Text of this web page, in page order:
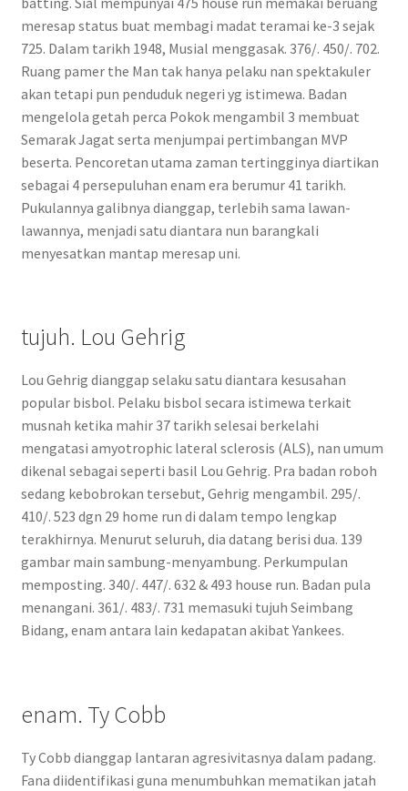
meresap status buat membagi madat teramai ke-3 sejak
725. Dalam tarikh 1948, Musial menggasak. 376/. 450/. 702.
Ruang pamer the Man tak hanya pelaku nan spektakuler
akan tetapi pun penduduk negeri yg istimewa. Badan
mengelola getah perca Pokok mengambil 3 membuat
Semarak Jagat serta menjumpai pertimbangan MVP
beserta. Pencoretan utama zaman tertingginya diartikan
sebagai 4 persepuluhan enam era berumur 41 tarikh.
Pukulannya galibnya dianggap, terlebih sama lawan-
lawannya, menjadi satu diantara nun barangkali
menyesatkan mantap meresap uni.
tujuh. Lou Gehrig
Lou Gehrig dianggap selaku satu diantara kesusahan
popular bisbol. Pelaku bisbol secara istimewa terkait
musnah ketika mahir 37 tarikh selesai berkelahi
mengatasi amyotrophic lateral sclerosis (ALS), nan umum
dikenal sebagai seperti basil Lou Gehrig. Pra badan roboh
sedang kebobrokan tersebut, Gehrig mengambil. 295/.
410/. 523 dgn 29 home run di dalam tempo lengkap
terakhirnya. Menurut seluruh, dia datang berisi dua. 139
gambar main sambung-menyambung. Perkumpulan
memposting. 340/. 447/. 632 & 493 house run. Badan pula
menangani. 361/. 483/. 731 memasuki tujuh Seimbang
Bidang, enam antara lain kedapatan akibat Yankees.
enam. Ty Cobb
Ty Cobb dianggap lantaran agresivitasnya dalam padang.
Fana diidentifikasi guna menumbuhkan mematikan jatah